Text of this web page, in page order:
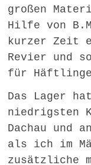
großen
Hilfe von
kurzer Zeit
Revier und
für
Das Lager
niedrigsten
Dachau und
als ich im
zusätzliche